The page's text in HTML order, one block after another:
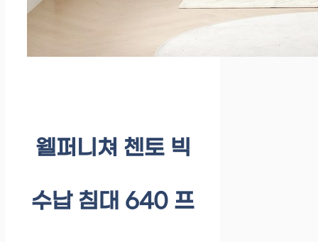
웰퍼니쳐 첸토 빅
수납 침대 640 프